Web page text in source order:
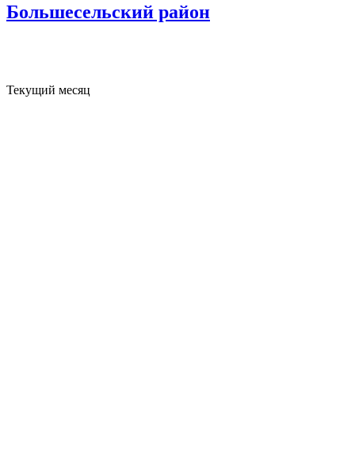
Большесельский район
Текущий месяц